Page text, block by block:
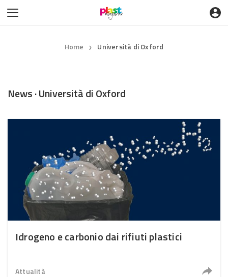
Home ❯ Università di Oxford
News · Università di Oxford
Idrogeno e carbonio dai rifiuti plastici
Attualità